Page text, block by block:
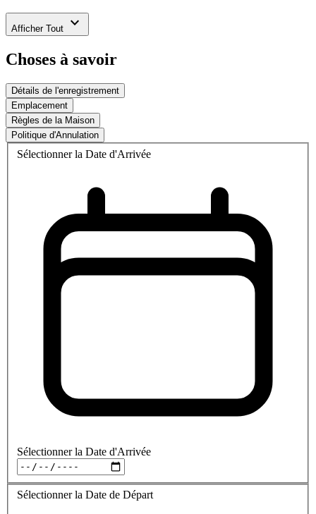
Afficher Tout expand_more
Choses à savoir
Détails de l'enregistrement
Emplacement
Règles de la Maison
Politique d'Annulation
Sélectionner la Date d'Arrivée
Sélectionner la Date d'Arrivée
Sélectionner la Date de Départ